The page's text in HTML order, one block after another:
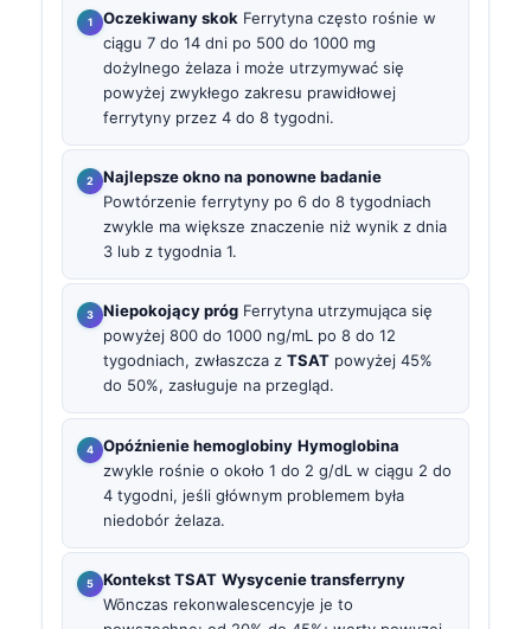
Oczekiwany skok Ferrytyna często rośnie w
ciągu 7 do 14 dni po 500 do 1000 mg
dożylnego żelaza i może utrzymywać się
powyżej zwykłego zakresu prawidłowej
ferrytyny przez 4 do 8 tygodni.
Najlepsze okno na ponowne badanie
Powtórzenie ferrytyny po 6 do 8 tygodniach
zwykle ma większe znaczenie niż wynik z dnia
3 lub z tygodnia 1.
Niepokojący próg Ferrytyna utrzymująca się
powyżej 800 do 1000 ng/mL po 8 do 12
tygodniach, zwłaszcza z TSAT powyżej 45%
do 50%, zasługuje na przegląd.
Opóźnienie hemoglobiny Hymoglobina
zwykle rośnie o około 1 do 2 g/dL w ciągu 2 do
4 tygodni, jeśli głównym problemem była
niedobór żelaza.
Kontekst TSAT Wysycenie transferryny
Wōnczas rekonwalescencyje je to